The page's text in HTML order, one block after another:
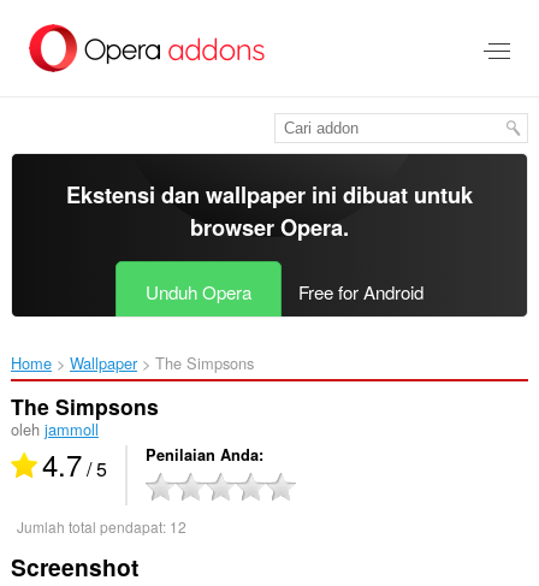
konten
Ekstensi dan wallpaper ini dibuat untuk
browser Opera.
Unduh Opera Free for Android
Home Wallpaper The Simpsons‎
The Simpsons
oleh jammoll
4.7/ 5 Penilaian Anda
Jumlah total pendapat: 12
Screenshot